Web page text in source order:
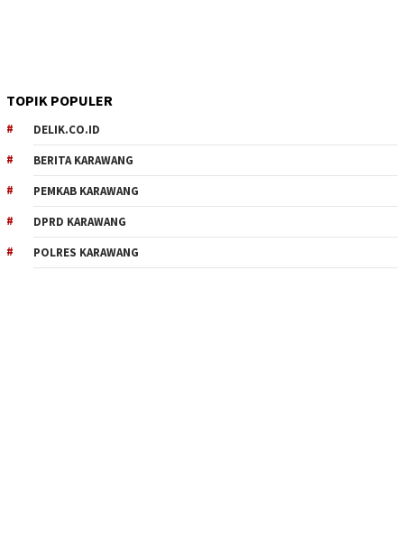
TOPIK POPULER
DELIK.CO.ID
BERITA KARAWANG
PEMKAB KARAWANG
DPRD KARAWANG
POLRES KARAWANG